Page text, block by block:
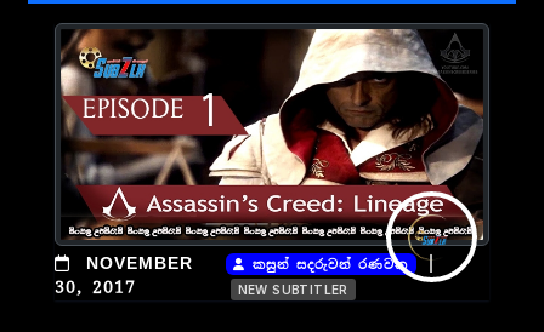
NOVEMBER
30, 2017
කසුන් සදරුවන් රණවක |
NEW SUBTITLER